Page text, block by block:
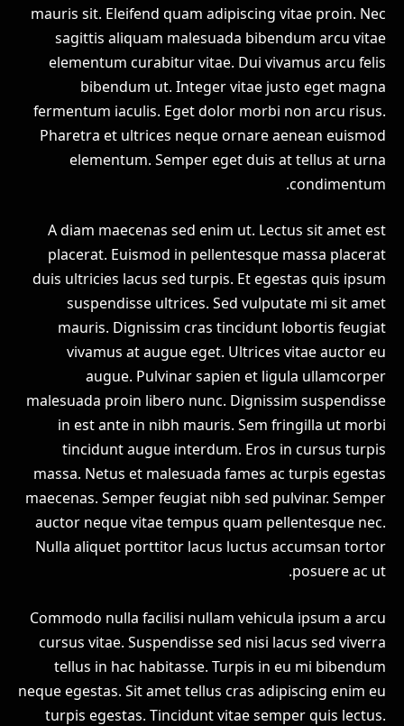
mauris sit. Eleifend quam adipiscing vitae proin. Nec
sagittis aliquam malesuada bibendum arcu vitae
elementum curabitur vitae. Dui vivamus arcu felis
bibendum ut. Integer vitae justo eget magna
fermentum iaculis. Eget dolor morbi non arcu risus.
Pharetra et ultrices neque ornare aenean euismod
elementum. Semper eget duis at tellus at urna
condimentum.
A diam maecenas sed enim ut. Lectus sit amet est
placerat. Euismod in pellentesque massa placerat
duis ultricies lacus sed turpis. Et egestas quis ipsum
suspendisse ultrices. Sed vulputate mi sit amet
mauris. Dignissim cras tincidunt lobortis feugiat
vivamus at augue eget. Ultrices vitae auctor eu
augue. Pulvinar sapien et ligula ullamcorper
malesuada proin libero nunc. Dignissim suspendisse
in est ante in nibh mauris. Sem fringilla ut morbi
tincidunt augue interdum. Eros in cursus turpis
massa. Netus et malesuada fames ac turpis egestas
maecenas. Semper feugiat nibh sed pulvinar. Semper
auctor neque vitae tempus quam pellentesque nec.
Nulla aliquet porttitor lacus luctus accumsan tortor
posuere ac ut.
Commodo nulla facilisi nullam vehicula ipsum a arcu
cursus vitae. Suspendisse sed nisi lacus sed viverra
tellus in hac habitasse. Turpis in eu mi bibendum
neque egestas. Sit amet tellus cras adipiscing enim eu
turpis egestas. Tincidunt vitae semper quis lectus.